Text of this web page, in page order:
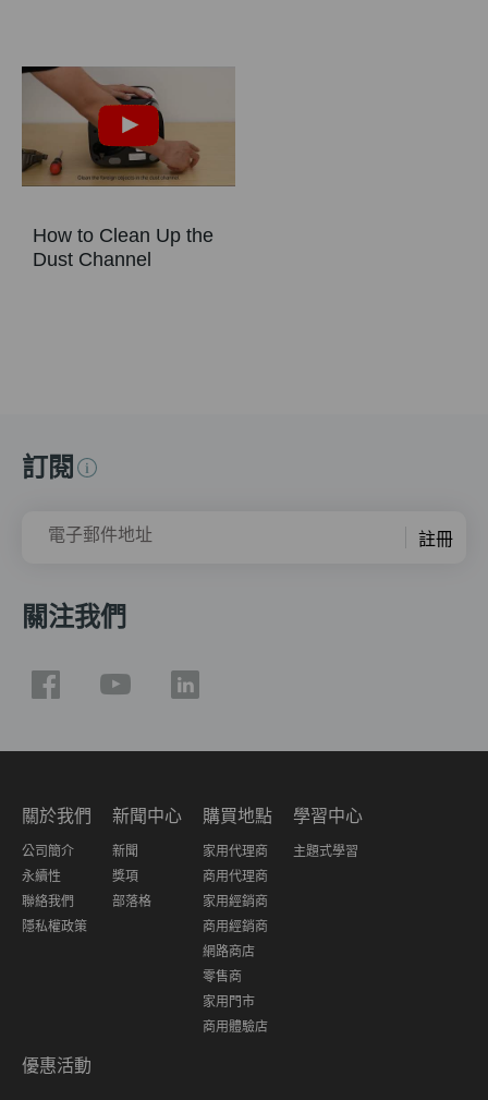
How to Clean Up the
Dust Channel
訂閱
電子郵件地址 註冊
關注我們
關於我們
公司簡介
永續性
聯絡我們
隱私權政策
新聞中心
新聞
獎項
部落格
購買地點
家用代理商
商用代理商
家用經銷商
商用經銷商
網路商店
零售商
家用門市
商用體驗店
學習中心
主題式學習
優惠活動